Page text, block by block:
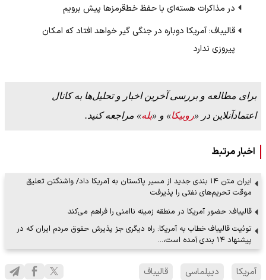
در مذاکرات هسته‌ای با حفظ خط‌قرمزها پیش برویم
قالیباف: آمریکا دوباره در جنگی گیر خواهد افتاد که امکان
پیروزی ندارد
برای مطالعه و بررسی آخرین اخبار و تحلیل‌ها به کانال
اعتمادآنلاین در «روبیکا» و «بله» مراجعه کنید.
اخبار مرتبط
ایران متن ۱۴ بندی جدید از مسیر پاکستان به آمریکا داد/ واشنگتن تعلیق
موقت تحریم‌های نفتی را پذیرفت
قالیباف: حضور آمریکا در منطقه زمینه ناامنی را فراهم می‌کند
توئیت قالیباف خطاب به آمریکا: راه دیگری جز پذیرش حقوق مردم ایران که در
پیشنهاد ۱۴ بندی آمده است،…
آمریکا دیپلماسی قالیباف